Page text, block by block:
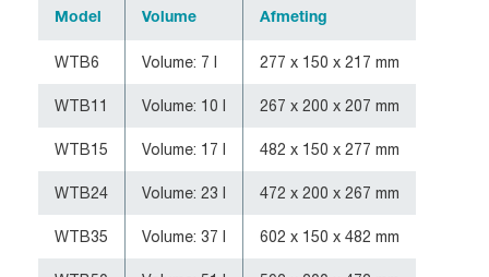
Model Volume Afmeting
WTB6 Volume: 7 l 277 x 150 x 217 mm
WTB11 Volume: 10 l 267 x 200 x 207 mm
WTB15 Volume: 17 l 482 x 150 x 277 mm
WTB24 Volume: 23 l 472 x 200 x 267 mm
WTB35 Volume: 37 l 602 x 150 x 482 mm